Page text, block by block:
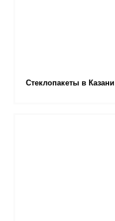
Стеклопакеты в Казани